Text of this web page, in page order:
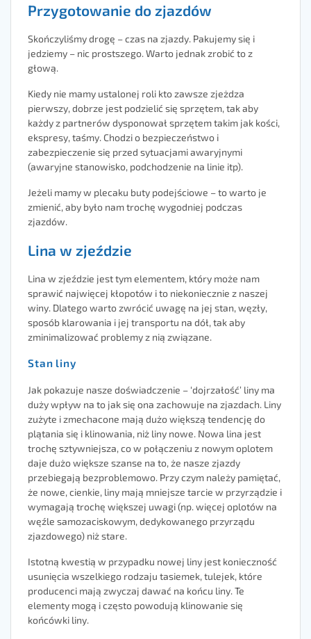
Przygotowanie do zjazdów
Skończyliśmy drogę – czas na zjazdy. Pakujemy się i
jedziemy – nic prostszego. Warto jednak zrobić to z
głową.
Kiedy nie mamy ustalonej roli kto zawsze zjeżdza
pierwszy, dobrze jest podzielić się sprzętem, tak aby
każdy z partnerów dysponował sprzętem takim jak kości,
ekspresy, taśmy. Chodzi o bezpieczeństwo i
zabezpieczenie się przed sytuacjami awaryjnymi
(awaryjne stanowisko, podchodzenie na linie itp).
Jeżeli mamy w plecaku buty podejściowe – to warto je
zmienić, aby było nam trochę wygodniej podczas
zjazdów.
Lina w zjeździe
Lina w zjeździe jest tym elementem, który może nam
sprawić najwięcej kłopotów i to niekoniecznie z naszej
winy. Dlatego warto zwrócić uwagę na jej stan, węzły,
sposób klarowania i jej transportu na dół, tak aby
zminimalizować problemy z nią związane.
Stan liny
Jak pokazuje nasze doświadczenie – ‘dojrzałość’ liny ma
duży wpływ na to jak się ona zachowuje na zjazdach. Liny
zużyte i zmechacone mają dużo większą tendencję do
plątania się i klinowania, niż liny nowe. Nowa lina jest
trochę sztywniejsza, co w połączeniu z nowym oplotem
daje dużo większe szanse na to, że nasze zjazdy
przebiegają bezproblemowo. Przy czym należy pamiętać,
że nowe, cienkie, liny mają mniejsze tarcie w przyrządzie i
wymagają trochę większej uwagi (np. więcej oplotów na
węźle samozaciskowym, dedykowanego przyrządu
zjazdowego) niż stare.
Istotną kwestią w przypadku nowej liny jest konieczność
usunięcia wszelkiego rodzaju tasiemek, tulejek, które
producenci mają zwyczaj dawać na końcu liny. Te
elementy mogą i często powodują klinowanie się
końcówki liny.